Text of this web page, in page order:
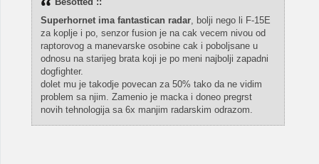
Superhornet ima fantastican radar, bolji nego li F-15E
za koplje i po, senzor fusion je na cak vecem nivou od
raptorovog a manevarske osobine cak i poboljsane u
odnosu na starijeg brata koji je po meni najbolji zapadni
dogfighter.
dolet mu je takodje povecan za 50% tako da ne vidim
problem sa njim. Zamenio je macka i doneo pregrst
novih tehnologija sa 6x manjim radarskim odrazom.